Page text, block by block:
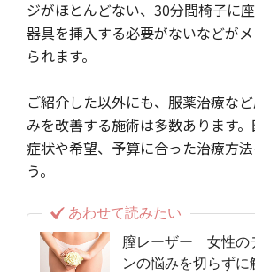
ジがほとんどない、30分間椅子に
器具を挿入する必要がないなどが
られます。
ご紹介した以外にも、服薬治療な
みを改善する施術は多数あります。
症状や希望、予算に合った治療方
う。
あわせて読みたい
膣レーザー 女性の
ンの悩みを切らずに